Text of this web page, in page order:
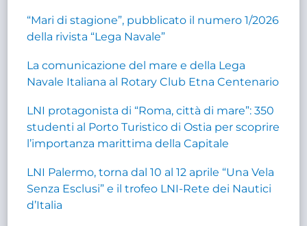
“Mari di stagione”, pubblicato il numero 1/2026
della rivista “Lega Navale”
La comunicazione del mare e della Lega
Navale Italiana al Rotary Club Etna Centenario
LNI protagonista di “Roma, città di mare”: 350
studenti al Porto Turistico di Ostia per scoprire
l’importanza marittima della Capitale
LNI Palermo, torna dal 10 al 12 aprile “Una Vela
Senza Esclusi” e il trofeo LNI-Rete dei Nautici
d’Italia